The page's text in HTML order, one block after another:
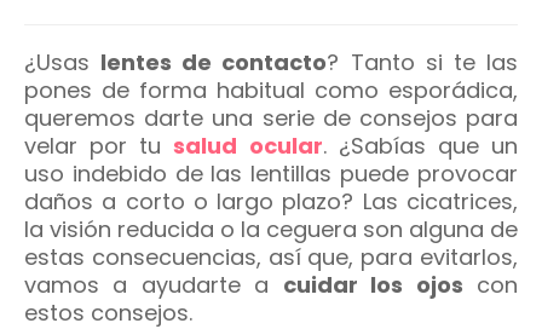
¿Usas lentes de contacto? Tanto si te las
pones de forma habitual como esporádica,
queremos darte una serie de consejos para
velar por tusalud ocular. ¿Sabías que un
uso indebido de las lentillas puede provocar
daños a corto o largo plazo? Las cicatrices,
la visión reducida o la ceguera son alguna de
estas consecuencias, así que, para evitarlos,
vamos a ayudarte a cuidar los ojos con
estos consejos.